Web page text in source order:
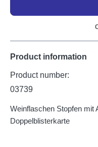
Product information
Product number:
03739
Weinflaschen Stopfen mit
Doppelblisterkarte